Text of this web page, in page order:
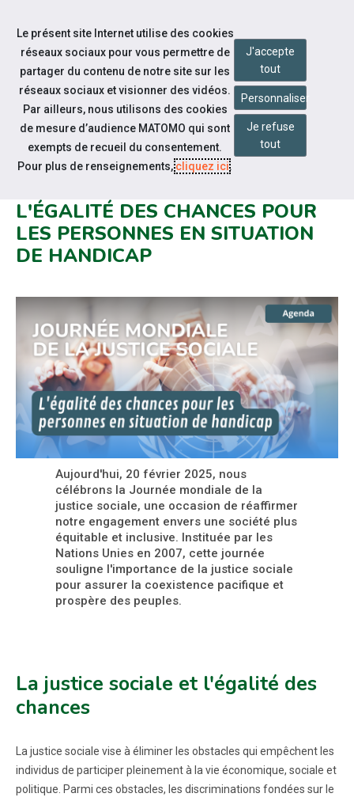
Aller au contenu
Nos actualités
JOURNÉE MONDIALE DE LA
L'ÉGALITÉ DES CHANCES POUR
LES PERSONNES EN SITUATION
DE HANDICAP
Aujourd'hui, 20 février 2025, nous
célébrons la Journée mondiale de la
justice sociale, une occasion de réaffirmer
notre engagement envers une société plus
équitable et inclusive. Instituée par les
Nations Unies en 2007, cette journée
souligne l'importance de la justice sociale
pour assurer la coexistence pacifique et
prospère des peuples.
La justice sociale et l'égalité des
chances
La justice sociale vise à éliminer les obstacles qui empêchent les
individus de participer pleinement à la vie économique, sociale et
politique. Parmi ces obstacles, les discriminations fondées sur le
Le présent site Internet utilise des cookies
réseaux sociaux pour vous permettre de
partager du contenu de notre site sur les
réseaux sociaux et visionner des vidéos.
Par ailleurs, nous utilisons des cookies
de mesure d’audience MATOMO qui sont
exempts de recueil du consentement.
Pour plus de renseignements,cliquez ici.
J'accepte
tout
Personnaliser
Je refuse
tout